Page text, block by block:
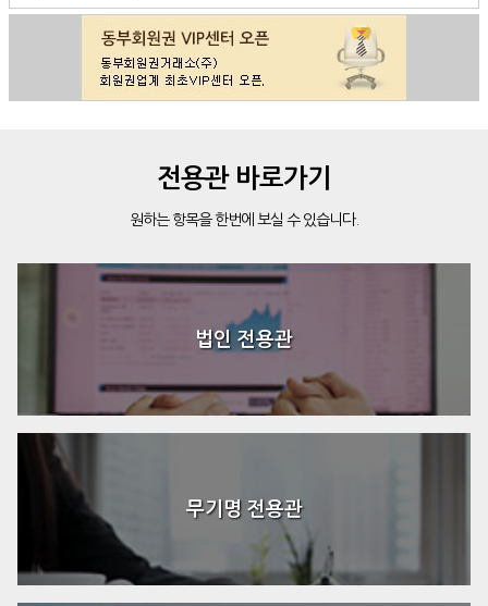
전용관 바로가기
원하는 항목을 한번에 보실 수 있습니다.
법인 전용관
무기명 전용관